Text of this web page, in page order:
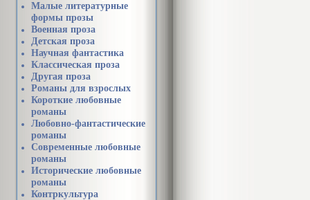
Малые литературные
формы прозы
Военная проза
Детская проза
Научная фантастика
Классическая проза
Другая проза
Романы для взрослых
Короткие любовные
романы
Любовно-фантастические
романы
Современные любовные
романы
Исторические любовные
романы
Контркультура